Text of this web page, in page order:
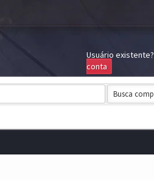
Usuário existente?
conta